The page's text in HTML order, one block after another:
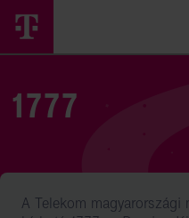
1777
lakossági
szolgáltatások
Főmenü
lehetőségek
1777
A Telekom